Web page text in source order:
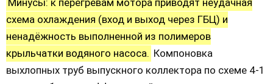
Минусы: к перегревам мотора приводят неудачная
схема охлаждения (вход и выход через ГБЦ) и
ненадёжность выполненной из полимеров
крыльчатки водяного насоса. Компоновка
выхлопных труб выпускного коллектора по схеме 4-1